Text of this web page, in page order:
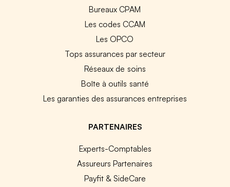
Bureaux CPAM
Les codes CCAM
Les OPCO
Tops assurances par secteur
Réseaux de soins
Boîte à outils santé
Les garanties des assurances entreprises
PARTENAIRES
Experts-Comptables
Assureurs Partenaires
Payfit & SideCare